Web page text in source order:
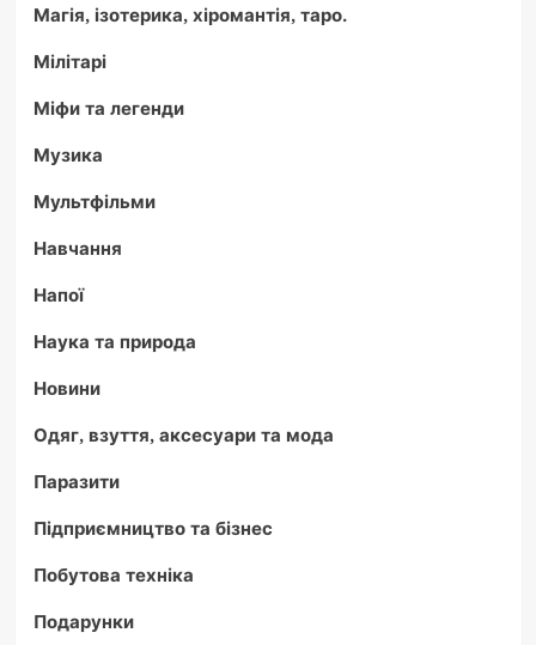
Магія, ізотерика, хіромантія, таро.
Мілітарі
Міфи та легенди
Музика
Мультфільми
Навчання
Напої
Наука та природа
Новини
Одяг, взуття, аксесуари та мода
Паразити
Підприємництво та бізнес
Побутова техніка
Подарунки